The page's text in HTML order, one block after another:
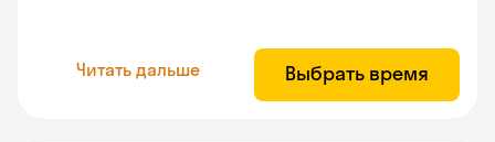
Читать дальше Выбрать время